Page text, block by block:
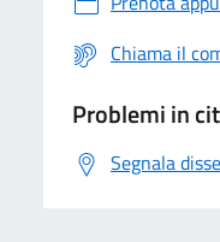
Chiama il
Problemi in
Segnala